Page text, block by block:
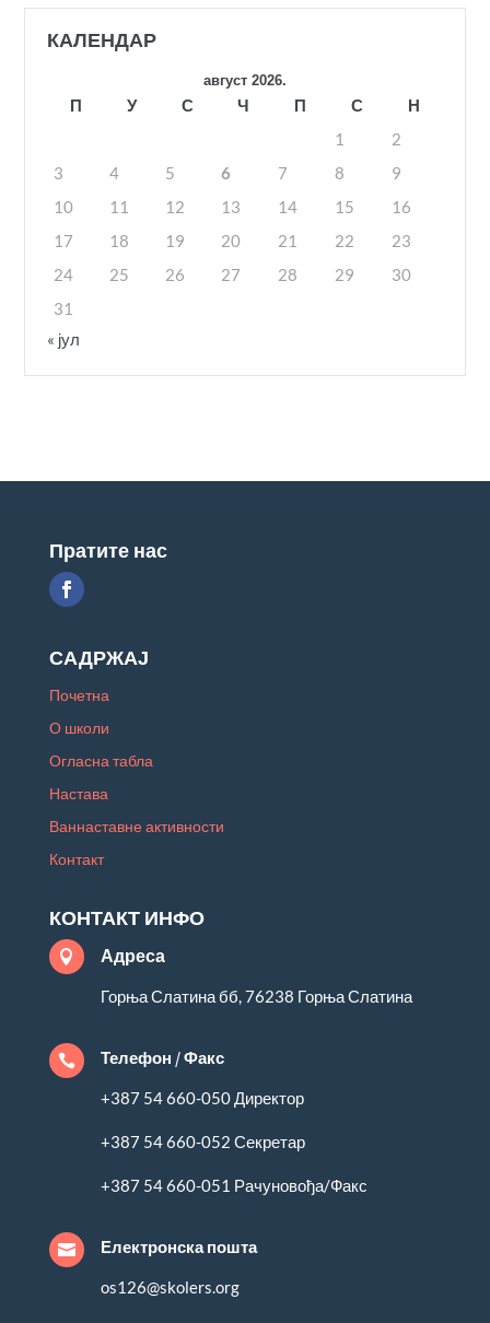
КАЛЕНДАР
август 2026.
П У С Ч П С
Н
1
2
3
4 5 6 7 8
9
10
11 12 13 14 15
16
17
18 19 20 21 22
23
24
25 26 27 28 29
30
31
« јул
Пратите нас
САДРЖАЈ
Почетна
О школи
Огласна табла
Настава
Ваннаставне активности
Контакт
КОНТАКТ ИНФО
 Адреса
Горња Слатина бб, 76238 Горња Слатина
 Телефон / Факс
+387 54 660-050 Директор
+387 54 660-052 Секретар
+387 54 660-051 Рачуновођа/Факс
 Електронска пошта
os126@skolers.org